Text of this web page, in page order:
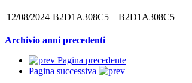
12/08/2024 B2D1A308C5 B2D1A308C5
Archivio anni precedenti
Pagina precedente
Pagina successiva